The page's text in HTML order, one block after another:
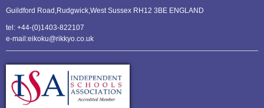
Guildford Road,Rudgwick,West Sussex RH12 3BE ENGLAND
tel: +44-(0)1403-822107
e-mail:eikoku@rikkyo.co.uk